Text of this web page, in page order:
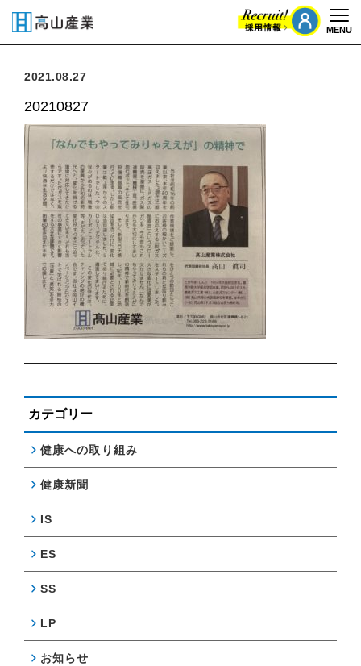
MENU
2021.08.27
20210827
カテゴリー
健康への取り組み
健康新聞
IS
ES
SS
LP
お知らせ